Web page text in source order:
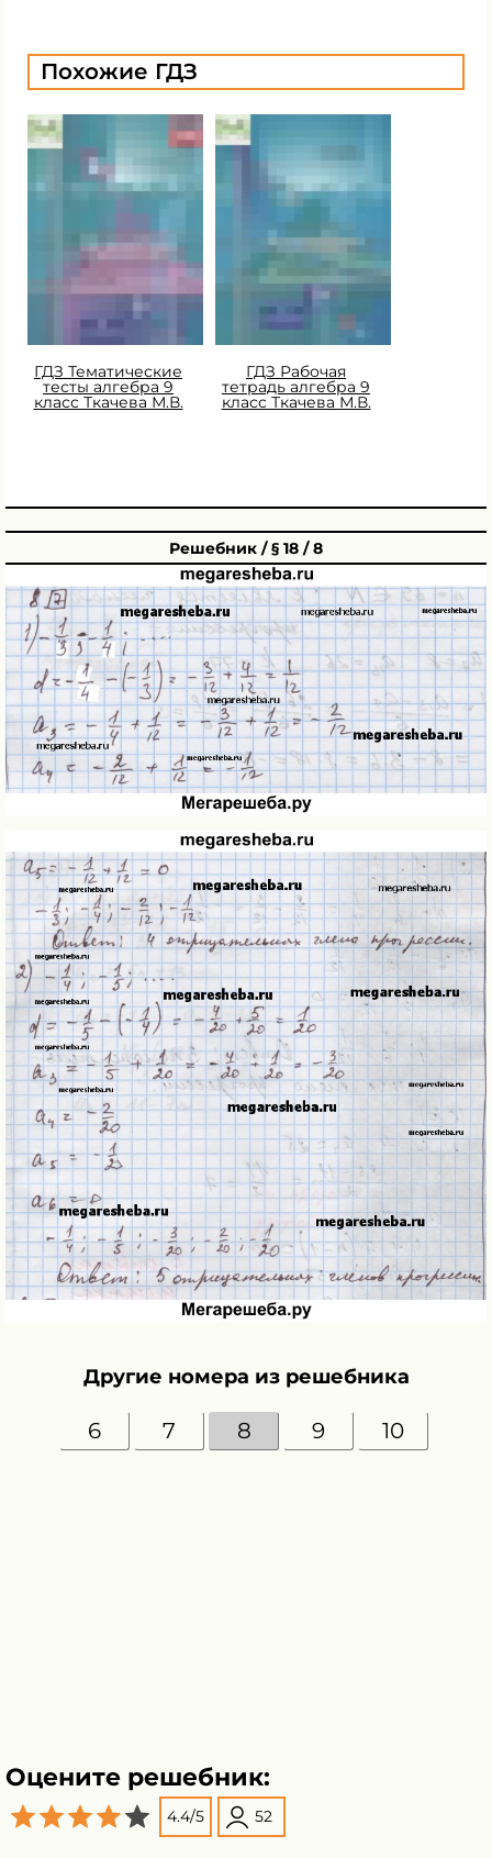
Похожие ГДЗ
ГДЗ Тематические
тесты алгебра 9
класс Ткачева М.В.
ГДЗ Рабочая
тетрадь алгебра 9
класс Ткачева М.В.
Решебник / § 18 / 8
Другие номера из решебника
6 7 8 9 10
Оцените решебник:
4.4/5 52